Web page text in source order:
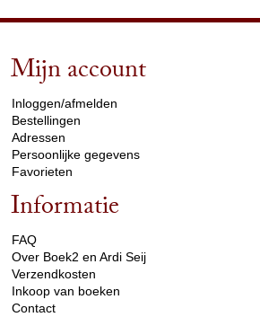
Mijn account
Inloggen/afmelden
Bestellingen
Adressen
Persoonlijke gegevens
Favorieten
Informatie
FAQ
Over Boek2 en Ardi Seij
Verzendkosten
Inkoop van boeken
Contact